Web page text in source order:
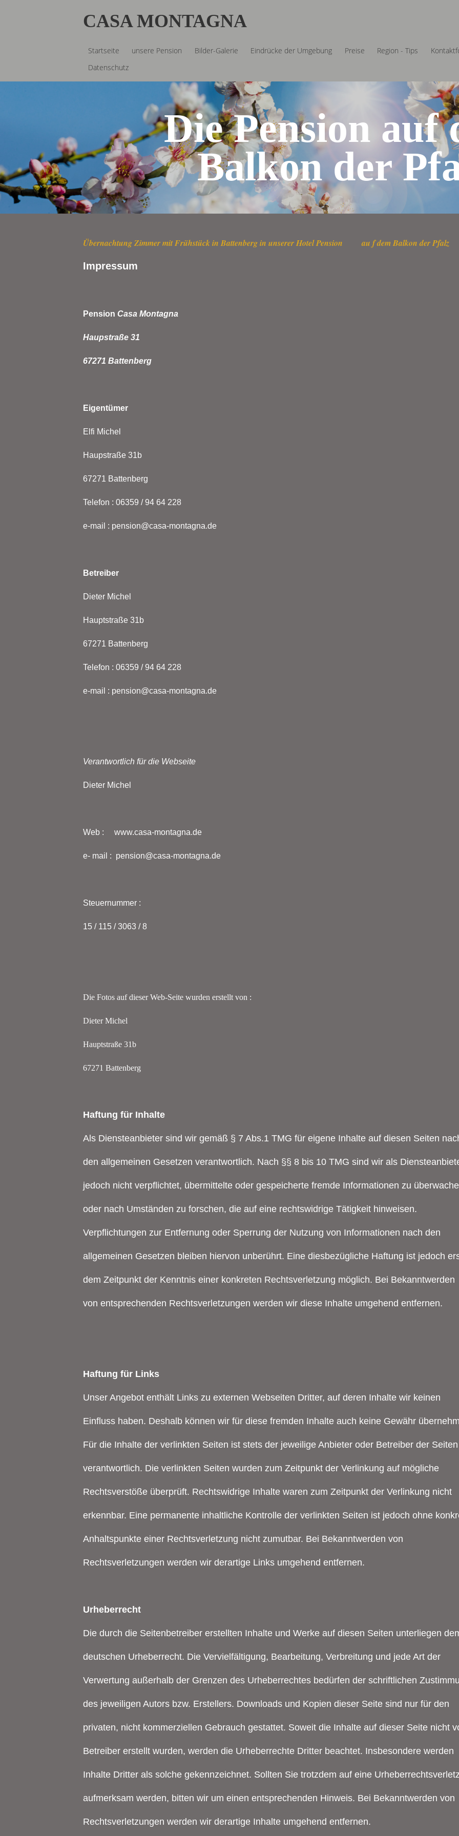
CASA MONTAGNA
Startseite unsere Pension Bilder-Galerie Eindrücke der Umgebung Preise Region - Tips
Datenschutz
Die Pension auf
Balkon der
Übernachtung Zimmer mit Frühstück in Battenberg in unserer Hotel Pension au f dem Balkon der Pfalz
Impressum
Pension Casa Montagna
Haupstraße 31
67271 Battenberg
Eigentümer
Elfi Michel
Haupstraße 31b
67271 Battenberg
Telefon : 06359 / 94 64 228
e-mail : pension@casa-montagna.de
Betreiber
Dieter Michel
Hauptstraße 31b
67271 Battenberg
Telefon : 06359 / 94 64 228
e-mail : pension@casa-montagna.de
Verantwortlich für die Webseite
Dieter Michel
Web : www.casa-montagna.de
e- mail : pension@casa-montagna.de
Steuernummer :
15 / 115 / 3063 / 8
Die Fotos auf dieser Web-Seite wurden erstellt von :
Dieter Michel
Hauptstraße 31b
67271 Battenberg
Haftung für Inhalte
Als Diensteanbieter sind wir gemäß § 7 Abs.1 TMG für eigene Inhalte auf diesen Seiten
den allgemeinen Gesetzen verantwortlich. Nach §§ 8 bis 10 TMG sind wir als
jedoch nicht verpflichtet, übermittelte oder gespeicherte fremde Informationen zu
oder nach Umständen zu forschen, die auf eine rechtswidrige Tätigkeit hinweisen.
Verpflichtungen zur Entfernung oder Sperrung der Nutzung von Informationen nach den
allgemeinen Gesetzen bleiben hiervon unberührt. Eine diesbezügliche Haftung ist jedoch
dem Zeitpunkt der Kenntnis einer konkreten Rechtsverletzung möglich. Bei Bekanntwerden
von entsprechenden Rechtsverletzungen werden wir diese Inhalte umgehend entfernen.
Haftung für Links
Unser Angebot enthält Links zu externen Webseiten Dritter, auf deren Inhalte wir keinen
Einfluss haben. Deshalb können wir für diese fremden Inhalte auch keine Gewähr
Für die Inhalte der verlinkten Seiten ist stets der jeweilige Anbieter oder Betreiber der Seiten
verantwortlich. Die verlinkten Seiten wurden zum Zeitpunkt der Verlinkung auf mögliche
Rechtsverstöße überprüft. Rechtswidrige Inhalte waren zum Zeitpunkt der Verlinkung nicht
erkennbar. Eine permanente inhaltliche Kontrolle der verlinkten Seiten ist jedoch ohne
Anhaltspunkte einer Rechtsverletzung nicht zumutbar. Bei Bekanntwerden von
Rechtsverletzungen werden wir derartige Links umgehend entfernen.
Urheberrecht
Die durch die Seitenbetreiber erstellten Inhalte und Werke auf diesen Seiten unterliegen
deutschen Urheberrecht. Die Vervielfältigung, Bearbeitung, Verbreitung und jede Art der
Verwertung außerhalb der Grenzen des Urheberrechtes bedürfen der schriftlichen
des jeweiligen Autors bzw. Erstellers. Downloads und Kopien dieser Seite sind nur für den
privaten, nicht kommerziellen Gebrauch gestattet. Soweit die Inhalte auf dieser Seite nicht
Betreiber erstellt wurden, werden die Urheberrechte Dritter beachtet. Insbesondere werden
Inhalte Dritter als solche gekennzeichnet. Sollten Sie trotzdem auf eine
aufmerksam werden, bitten wir um einen entsprechenden Hinweis. Bei Bekanntwerden von
Rechtsverletzungen werden wir derartige Inhalte umgehend entfernen.